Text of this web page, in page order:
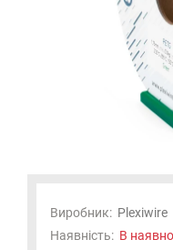
Виробник: Plexiwire
Наявність: В